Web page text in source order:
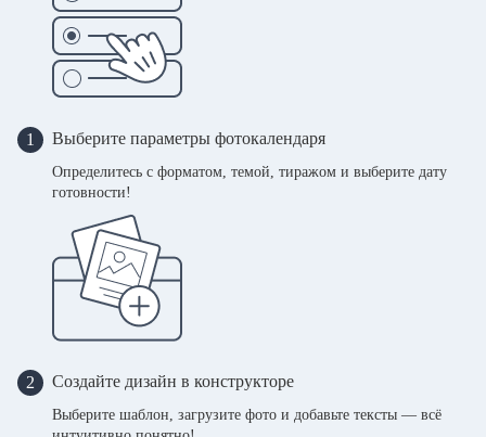
1 Выберите параметры фотокалендаря
Определитесь с форматом, темой, тиражом и выберите дату
готовности!
2 Создайте дизайн в конструкторе
Выберите шаблон, загрузите фото и добавьте тексты — всё